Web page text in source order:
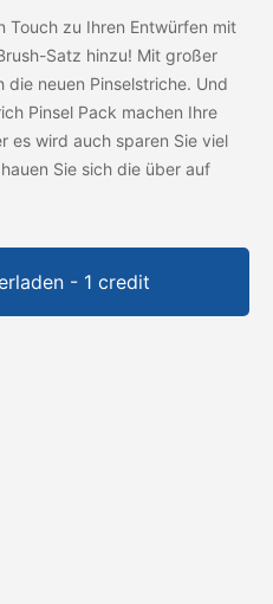
Touch zu Ihren Entwürfen mit
Satz hinzu! Mit großer
neuen Pinselstriche. Und
Pinsel Pack machen Ihre
es wird auch sparen Sie viel
Sie sich die über auf
- 1 credit